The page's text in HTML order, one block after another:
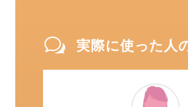
w 実際に使った人